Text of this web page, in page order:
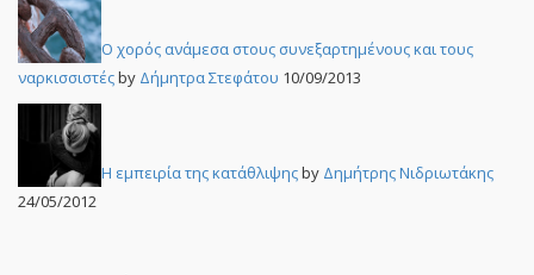
Ο χορός ανάμεσα στους συνεξαρτημένους και τους
ναρκισσιστέςby Δήμητρα Στεφάτου 10/09/2013
Η εμπειρία της κατάθλιψηςby Δημήτρης Νιδριωτάκης
24/05/2012